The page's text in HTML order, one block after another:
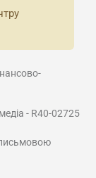
- R40-02725